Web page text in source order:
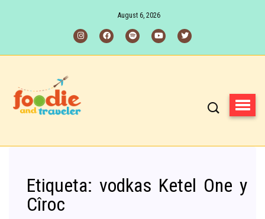
August 6, 2026
Etiqueta: vodkas Ketel One y
Cîroc